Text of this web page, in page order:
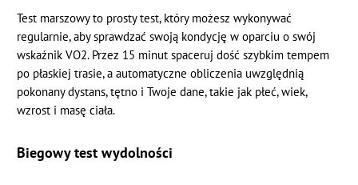
Test marszowy to prosty test, który możesz wykonywać
regularnie, aby sprawdzać swoją kondycję w oparciu o swój
wskaźnik VO2. Przez 15 minut spaceruj dość szybkim tempem
po płaskiej trasie, a automatyczne obliczenia uwzględnią
pokonany dystans, tętno i Twoje dane, takie jak płeć, wiek,
wzrost i masę ciała.
Biegowy test wydolności